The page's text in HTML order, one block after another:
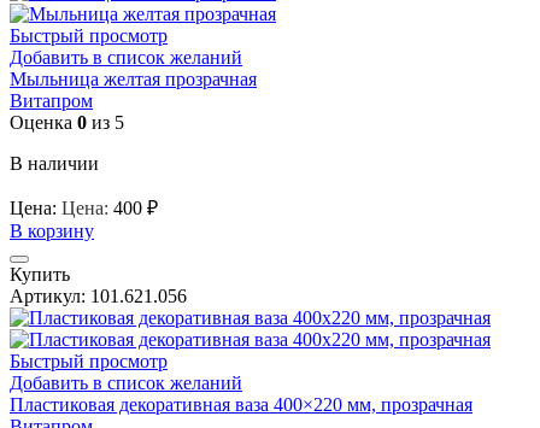
Быстрый просмотр
Добавить в список желаний
Мыльница желтая прозрачная
Витапром
Оценка 0 из 5
В наличии
Цена: Цена: 400 ₽
В корзину
Купить
Артикул: 101.621.056
Быстрый просмотр
Добавить в список желаний
Пластиковая декоративная ваза 400×220 мм, прозрачная